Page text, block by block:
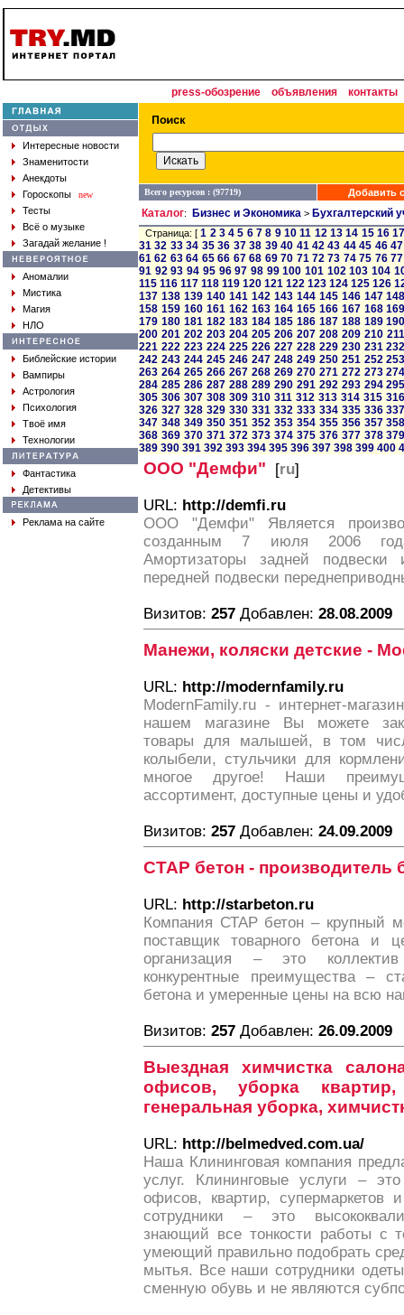
press-обозрение объявления контакты
Интересные новости
Знаменитости
Анекдоты
Гороскопы
new
Тесты
Всё о музыке
Загадай желание !
Аномалии
Мистика
Магия
НЛО
Библейские истории
Вампиры
Астрология
Психология
Твоё имя
Технологии
Фантастика
Детективы
Реклама на сайте
Всего ресурсов : (97719) Добавить
Каталог: Бизнес и Экономика > Бухгалтерский
Страница: [1 2 3 4 5 6 7 8 9 10 11 12 13 14 15 16
31 32 33 34 35 36 37 38 39 40 41 42 43 44 45 46 47
61 62 63 64 65 66 67 68 69 70 71 72 73 74 75 76 77
91 92 93 94 95 96 97 98 99 100 101 102 103 104
115 116 117 118 119 120 121 122 123 124 125 126
137 138 139 140 141 142 143 144 145 146 147
158 159 160 161 162 163 164 165 166 167 168
179 180 181 182 183 184 185 186 187 188 189
200 201 202 203 204 205 206 207 208 209 210 211
221 222 223 224 225 226 227 228 229 230 231
242 243 244 245 246 247 248 249 250 251 252
263 264 265 266 267 268 269 270 271 272 273
284 285 286 287 288 289 290 291 292 293 294
305 306 307 308 309 310 311 312 313 314 315 316
326 327 328 329 330 331 332 333 334 335 336
347 348 349 350 351 352 353 354 355 356 357
368 369 370 371 372 373 374 375 376 377 378
389 390 391 392 393 394 395 396 397 398 399 400
ООО "Демфи" [ru]
URL: http://demfi.ru
ООО "Демфи" Является
созданным 7 июля 2006
Амортизаторы задней подвески
передней подвески
Визитов: 257 Добавлен: 28.08.2009
Манежи, коляски детские -
URL: http://modernfamily.ru
ModernFamily.ru - интернет-
нашем магазине Вы можете
товары для малышей, в том
колыбели, стульчики для
многое другое! Наши
ассортимент, доступные цены и
Визитов: 257 Добавлен: 24.09.2009
СТАР бетон - производитель
URL: http://starbeton.ru
Компания СТАР бетон – крупный
поставщик товарного бетона и
организация – это
конкурентные преимущества –
бетона и умеренные цены на всю
Визитов: 257 Добавлен: 26.09.2009
Выездная химчистка
офисов, уборка
генеральная уборка,
URL: http://belmedved.com.ua/
Наша Клининговая компания
услуг. Клининговые услуги –
офисов, квартир,
сотрудники – это
знающий все тонкости работы с
умеющий правильно подобрать
мытья. Все наши сотрудники
сменную обувь и не являются